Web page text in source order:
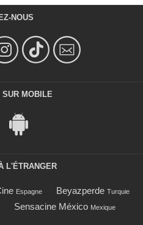
NOUS
MOBILE
L'ÉTRANGER
Espagne Beyazperde Turquie
Sensacine México Mexique